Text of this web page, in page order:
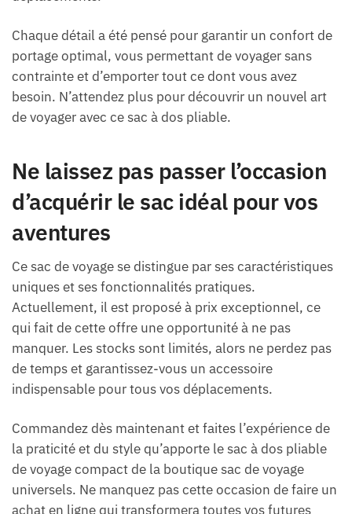
Chaque détail a été pensé pour garantir un confort de
portage optimal, vous permettant de voyager sans
contrainte et d’emporter tout ce dont vous avez
besoin. N’attendez plus pour découvrir un nouvel art
de voyager avec ce sac à dos pliable.
Ne laissez pas passer l’occasion
d’acquérir le sac idéal pour vos
aventures
Ce sac de voyage se distingue par ses caractéristiques
uniques et ses fonctionnalités pratiques.
Actuellement, il est proposé à prix exceptionnel, ce
qui fait de cette offre une opportunité à ne pas
manquer. Les stocks sont limités, alors ne perdez pas
de temps et garantissez-vous un accessoire
indispensable pour tous vos déplacements.
Commandez dès maintenant et faites l’expérience de
la praticité et du style qu’apporte le sac à dos pliable
de voyage compact de la boutique sac de voyage
universels. Ne manquez pas cette occasion de faire un
achat en ligne qui transformera toutes vos futures